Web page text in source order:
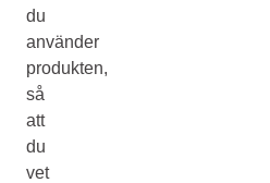
du
använder
produkten,
så
att
du
vet